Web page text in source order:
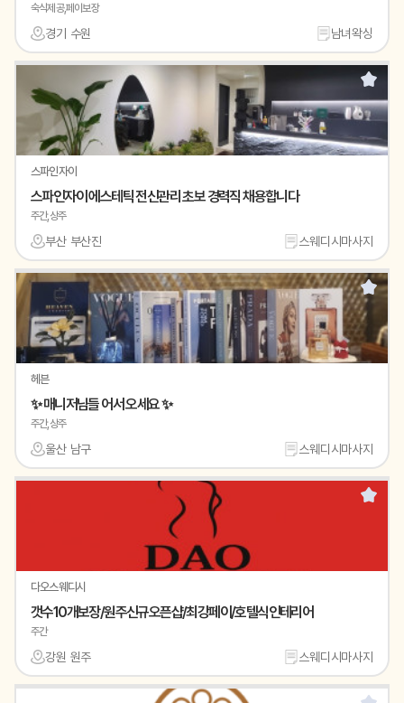
숙식제공,페이보장
경기 수원 남녀왁싱
스파인자이
스파인자이 에스테틱 전신관리 초보 경력직 채용합니다
주간,상주
부산 부산진 스웨디시마사지
헤븐
✨ 매니저님들 어서 오세요 ✨
주간,상주
울산 남구 스웨디시마사지
다오스웨디시
갯수10개보장/원주신규오픈샵/최강페이/호텔식인테리어
주간
강원 원주 스웨디시마사지